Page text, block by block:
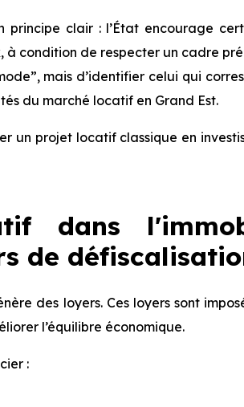
clair : l’État encourage
de respecter un cadre
mais d’identifier celui qui
du marché locatif en Grand Est.
un projet locatif classique en
dans
de
des loyers. Ces loyers sont
l’équilibre économique.
: